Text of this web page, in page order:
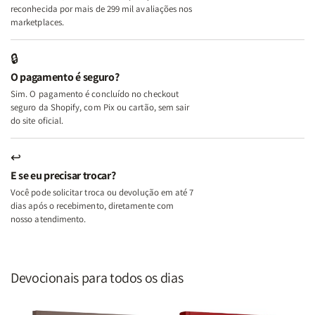
A
Mulher
Lar
A
Lar
reconhecida por mais de 299 mil avaliações nos
marketplaces.
🔒
O pagamento é seguro?
Sim. O pagamento é concluído no checkout
seguro da Shopify, com Pix ou cartão, sem sair
do site oficial.
↩
E se eu precisar trocar?
Você pode solicitar troca ou devolução em até 7
dias após o recebimento, diretamente com
nosso atendimento.
Devocionais para todos os dias